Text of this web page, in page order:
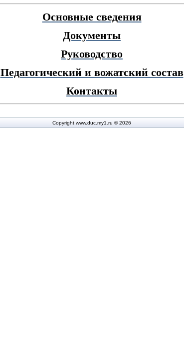
Основные сведения
Документы
Руководство
Педагогический и вожатский состав
Контакты
Copyright www.duc.my1.ru © 2026